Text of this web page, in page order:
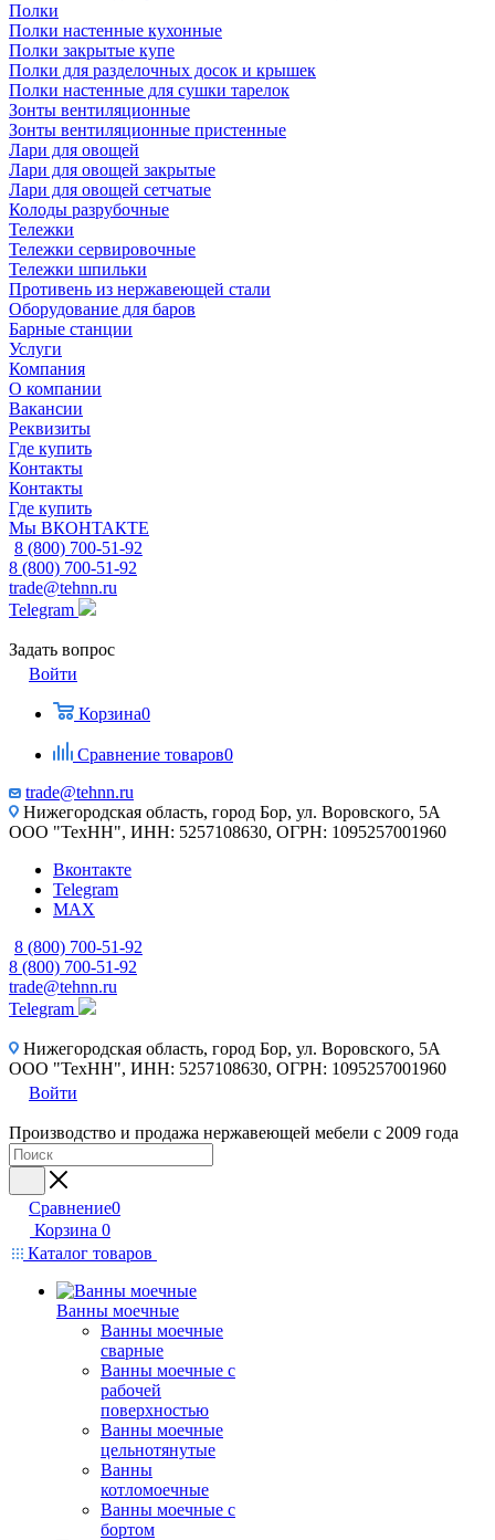
Полки
Полки настенные кухонные
Полки закрытые купе
Полки для разделочных досок и крышек
Полки настенные для сушки тарелок
Зонты вентиляционные
Зонты вентиляционные пристенные
Лари для овощей
Лари для овощей закрытые
Лари для овощей сетчатые
Колоды разрубочные
Тележки
Тележки сервировочные
Тележки шпильки
Противень из нержавеющей стали
Оборудование для баров
Барные станции
Услуги
Компания
О компании
Вакансии
Реквизиты
Где купить
Контакты
Контакты
Где купить
Мы ВКОНТАКТЕ
8 (800) 700-51-92
8 (800) 700-51-92
trade@tehnn.ru
Telegram
Задать вопрос
Войти
Корзина0
Сравнение товаров0
trade@tehnn.ru
Нижегородская область, город Бор, ул. Воровского, 5А
ООО "ТехНН", ИНН: 5257108630, ОГРН: 1095257001960
Вконтакте
Telegram
MAX
8 (800) 700-51-92
8 (800) 700-51-92
trade@tehnn.ru
Telegram
Нижегородская область, город Бор, ул. Воровского, 5А
ООО "ТехНН", ИНН: 5257108630, ОГРН: 1095257001960
Войти
Производство и продажа нержавеющей мебели с 2009 года
Сравнение0
Корзина 0
Каталог товаров
Ванны моечные
Ванны моечные
сварные
Ванны моечные с
рабочей
поверхностью
Ванны моечные
цельнотянутые
Ванны
котломоечные
Ванны моечные с
бортом